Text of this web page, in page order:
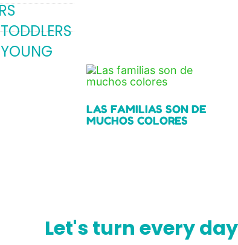
LAS FAMILIAS SON DE
MUCHOS COLORES
Let's turn every